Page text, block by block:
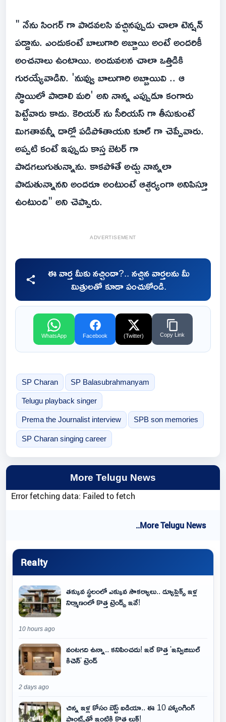
" నేను సింగర్ గా పాడవలసి వచ్చినప్పుడు చాలా టెన్షన్
పడ్డాను. ఎందుకంటే బాలుగారి అబ్బాయి అంటే అందరికీ
అంచనాలు ఉంటాయి. అందువలన చాలా ఒత్తిడికి
గురయ్యేవాడిని. 'నువ్వు బాలుగారి అబ్బాయివి .. ఆ
స్థాయిలో పాడాలి మరి' అని నాన్న ఎప్పుడూ కంగారు
పెట్టేవారు కాదు. కెరియర్ ను సీరియస్ గా తీసుకుంటే
మిగతావన్నీ దార్లో పడిపోతాయని కూల్ గా చెప్పేవారు.
అప్పటి కంటే ఇప్పుడు కాస్త బెటర్ గా
పాడగలుగుతున్నాను. కాకపోతే అచ్చు నాన్నలా
పాడుతున్నానని అందరూ అంటుంటే ఆశ్చర్యంగా అనిపిస్తూ
ఉంటుంది" అని చెప్పారు.
ADVERTISEMENT
ఈ వార్త మీకు నచ్చిందా?.. నచ్చిన వార్తలను మీ
మిత్రులతో కూడా పంచుకోండి.
WhatsApp Facebook (Twitter) Copy Link
SP Charan SP Balasubrahmanyam
Telugu playback singer
Prema the Journalist interview SPB son memories
SP Charan singing career
More Telugu News
Error fetching data: Failed to fetch
..More Telugu News
Realty
తక్కువ స్థలంలో ఎక్కువ సౌకర్యాలు.. డ్యూప్లెక్స్ ఇళ్ల
నిర్మాణంలో కొత్త ట్రెండ్స్ ఇవే!
10 hours ago
వంటగది ఉన్నా.. కనిపించదు! ఇదే కొత్త 'ఇన్విజిబుల్
కిచెన్' ట్రెండ్
2 days ago
చిన్న ఇళ్ల కోసం బెస్ట్ ఐడియా.. ఈ 10 హ్యాంగింగ్
ప్లాంట్స్‌తో ఇంటికి కొత్త లుక్!